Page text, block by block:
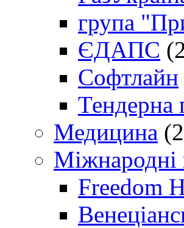
група
ЄДАПС
Софтлайн
Тендерна
Медицина
Міжнародні
Freedom